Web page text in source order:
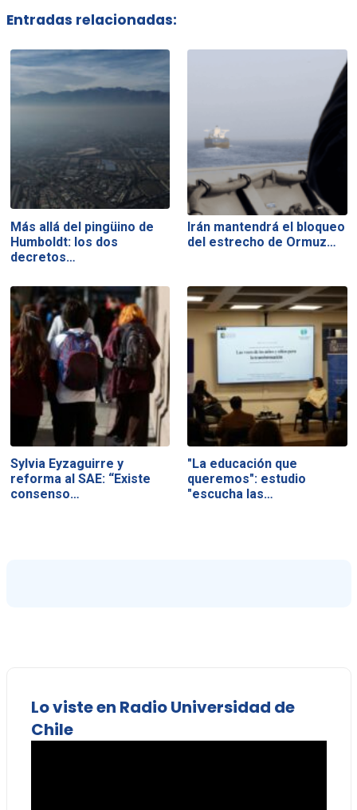
Entradas relacionadas:
Más allá del pingüino de
Humboldt: los dos
decretos…
Irán mantendrá el bloqueo
del estrecho de Ormuz…
Sylvia Eyzaguirre y
reforma al SAE: “Existe
consenso…
"La educación que
queremos": estudio
"escucha las…
Lo viste en Radio Universidad de
Chile